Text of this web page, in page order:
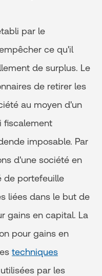
par le
ce qu'il
de surplus. Le
de retirer les
au moyen d'un
fiscalement
imposable. Par
d'une société en
de portefeuille
liées dans le but de
gains en capital. La
pour gains en
techniques
utilisées par les